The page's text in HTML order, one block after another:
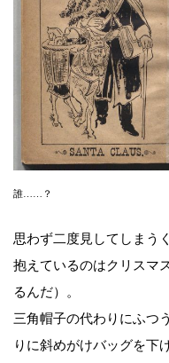
誰……？
思わず二度見してしまう
抱えているのはクリスマ
るんだ）。
三角帽子の代わりにふつ
りに斜めがけバッグを下